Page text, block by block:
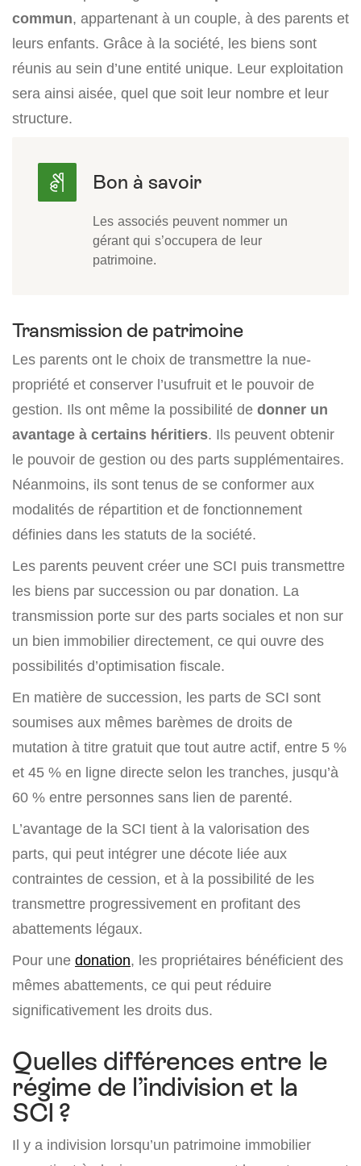
commun, appartenant à un couple, à des parents et
leurs enfants. Grâce à la société, les biens sont
réunis au sein d’une entité unique. Leur exploitation
sera ainsi aisée, quel que soit leur nombre et leur
structure.
Les associés peuvent nommer un
gérant qui s’occupera de leur
patrimoine.
Transmission de patrimoine
Les parents ont le choix de transmettre la nue-
propriété et conserver l’usufruit et le pouvoir de
gestion. Ils ont même la possibilité de donner un
avantage à certains héritiers. Ils peuvent obtenir
le pouvoir de gestion ou des parts supplémentaires.
Néanmoins, ils sont tenus de se conformer aux
modalités de répartition et de fonctionnement
définies dans les statuts de la société.
Les parents peuvent créer une SCI puis transmettre
les biens par succession ou par donation. La
transmission porte sur des parts sociales et non sur
un bien immobilier directement, ce qui ouvre des
possibilités d’optimisation fiscale.
En matière de succession, les parts de SCI sont
soumises aux mêmes barèmes de droits de
mutation à titre gratuit que tout autre actif, entre 5 %
et 45 % en ligne directe selon les tranches, jusqu’à
60 % entre personnes sans lien de parenté.
L’avantage de la SCI tient à la valorisation des
parts, qui peut intégrer une décote liée aux
contraintes de cession, et à la possibilité de les
transmettre progressivement en profitant des
abattements légaux.
Pour une donation, les propriétaires bénéficient des
mêmes abattements, ce qui peut réduire
significativement les droits dus.
Quelles différences entre le
régime de l’indivision et la
SCI ?
Il y a indivision lorsqu’un patrimoine immobilier